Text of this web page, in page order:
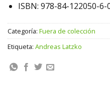
ISBN: 978-84-122050-6-
Categoría: Fuera de colección
Etiqueta: Andreas Latzko